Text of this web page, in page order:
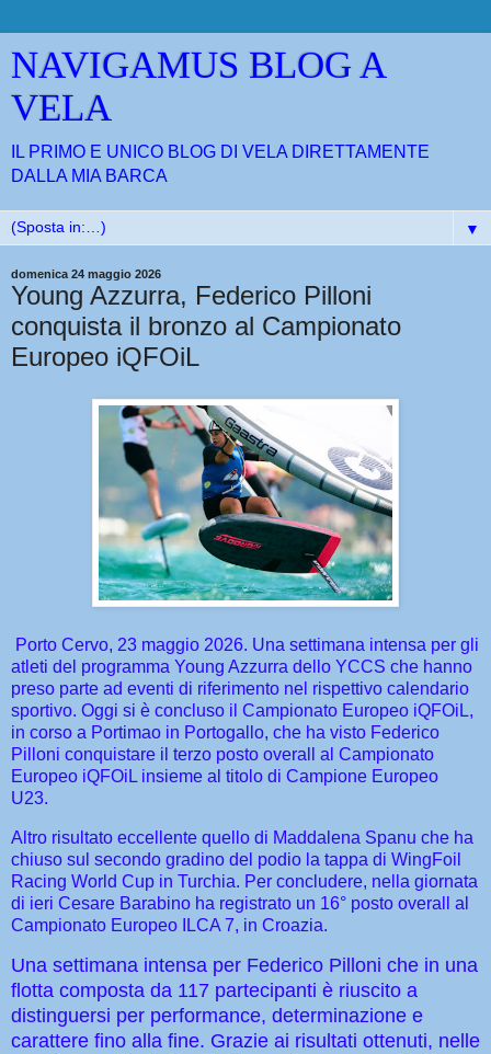
NAVIGAMUS BLOG A
VELA
IL PRIMO E UNICO BLOG DI VELA DIRETTAMENTE
DALLA MIA BARCA
▼
domenica 24 maggio 2026
Young Azzurra, Federico Pilloni
conquista il bronzo al Campionato
Europeo iQFOiL
Porto Cervo, 23 maggio 2026. Una settimana intensa per gli
atleti del programma Young Azzurra dello YCCS che hanno
preso parte ad eventi di riferimento nel rispettivo calendario
sportivo. Oggi si è concluso il Campionato Europeo iQFOiL,
in corso a Portimao in Portogallo, che ha visto Federico
Pilloni conquistare il terzo posto overall al Campionato
Europeo iQFOiL insieme al titolo di Campione Europeo
U23.
Altro risultato eccellente quello di Maddalena Spanu che ha
chiuso sul secondo gradino del podio la tappa di WingFoil
Racing World Cup in Turchia. Per concludere, nella giornata
di ieri Cesare Barabino ha registrato un 16° posto overall al
Campionato Europeo ILCA 7, in Croazia.
Una settimana intensa per Federico Pilloni che in una
flotta composta da 117 partecipanti è riuscito a
distinguersi per performance, determinazione e
carattere fino alla fine. Grazie ai risultati ottenuti, nelle